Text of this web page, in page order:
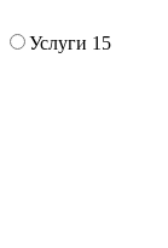
Услуги 15